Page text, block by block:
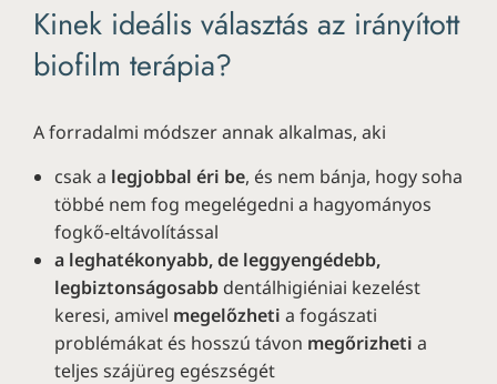
Kinek ideális választás az irányított
biofilm terápia?
A forradalmi módszer annak alkalmas, aki
csak a legjobbal éri be, és nem bánja, hogy soha
többé nem fog megelégedni a hagyományos
fogkő-eltávolítással
a leghatékonyabb, de leggyengédebb,
legbiztonságosabb dentálhigiéniai kezelést
keresi, amivel megelőzheti a fogászati
problémákat és hosszú távon megőrizheti a
teljes szájüreg egészségét